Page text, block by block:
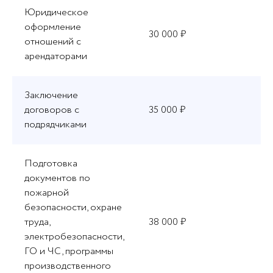
Юридическое
оформление
отношений с
арендаторами
30 000 ₽
Заключение
договоров с
подрядчиками
35 000 ₽
Подготовка
документов по
пожарной
безопасности, охране
труда,
электробезопасности,
ГО и ЧС, программы
производственного
38 000 ₽